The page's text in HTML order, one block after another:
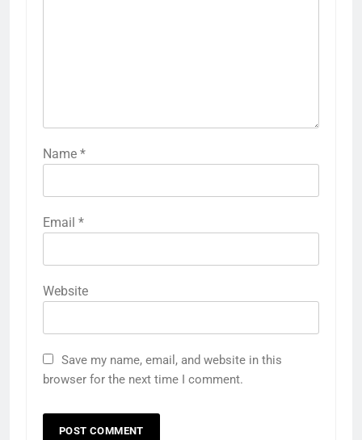
Name *
Email *
Website
Save my name, email, and website in this
browser for the next time I comment.